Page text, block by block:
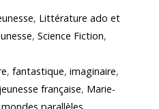
, Littérature ado et
, Science Fiction,
, fantastique, imaginaire,
française, Marie-